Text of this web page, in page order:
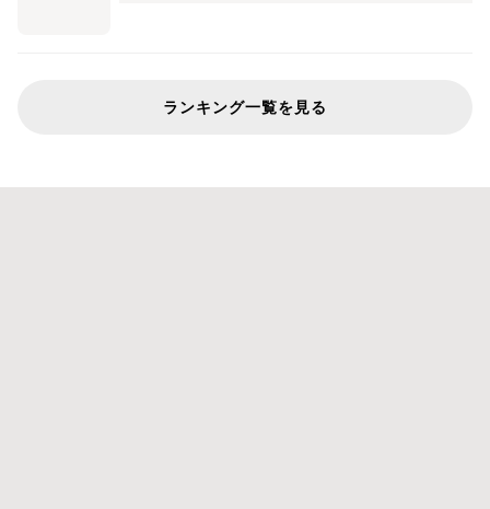
ランキング一覧を見る